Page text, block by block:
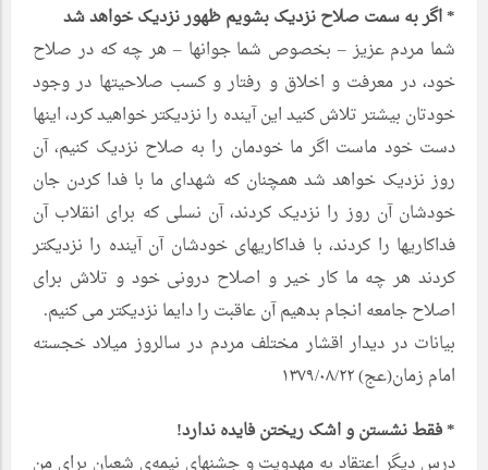
* اگر به سمت صلاح نزدیک بشویم ظهور نزدیک خواهد شد
شما مردم عزیز – بخصوص شما جوانها – هر چه که در صلاح
خود، در معرفت و اخلاق و رفتار و کسب صلاحیتها در وجود
خودتان بیشتر تلاش کنید این آینده را نزدیکتر خواهید کرد، اینها
دست خود ماست اگر ما خودمان را به صلاح نزدیک کنیم، آن
روز نزدیک خواهد شد همچنان که شهدای ما با فدا کردن جان
خودشان آن روز را نزدیک کردند، آن نسلی که برای انقلاب آن
فداکاریها را کردند، با فداکاریهای خودشان آن آینده را نزدیکتر
کردند هر چه ما کار خیر و اصلاح درونی خود و تلاش برای
اصلاح جامعه انجام بدهیم آن عاقبت را دایما نزدیکتر می کنیم.
بیانات در دیدار اقشار مختلف مردم در سالروز میلاد خجسته
امام زمان(عج) ۱۳۷۹/۰۸/۲۲
* فقط نشستن و اشک ریختن فایده ندارد!